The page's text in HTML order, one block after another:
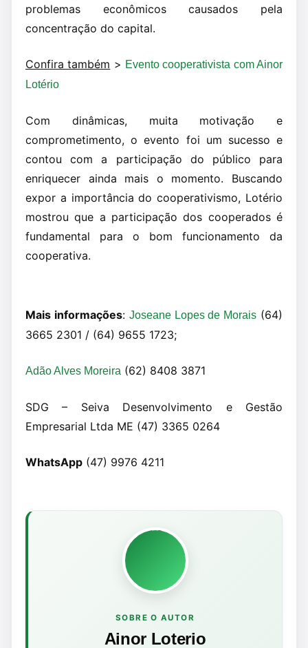
problemas econômicos causados pela
concentração do capital.
Confira também > Evento cooperativista com Ainor
Lotério
Com dinâmicas, muita motivação e
comprometimento, o evento foi um sucesso e
contou com a participação do público para
enriquecer ainda mais o momento. Buscando
expor a importância do cooperativismo, Lotério
mostrou que a participação dos cooperados é
fundamental para o bom funcionamento da
cooperativa.
Mais informações: Joseane Lopes de Morais (64)
3665 2301 / (64) 9655 1723;
Adão Alves Moreira (62) 8408 3871
SDG – Seiva Desenvolvimento e Gestão
Empresarial Ltda ME (47) 3365 0264
WhatsApp (47) 9976 4211
SOBRE O AUTOR
Ainor Loterio